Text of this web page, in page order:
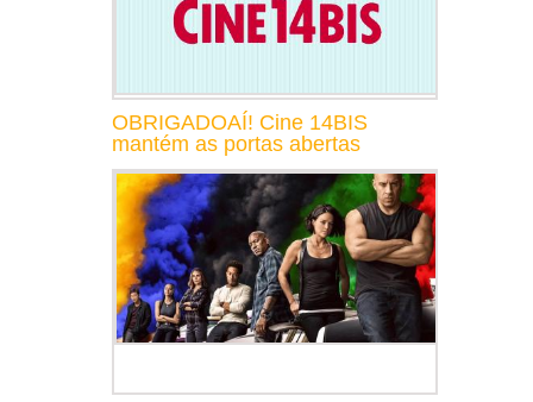
OBRIGADOAÍ! Cine 14BIS
mantém as portas abertas